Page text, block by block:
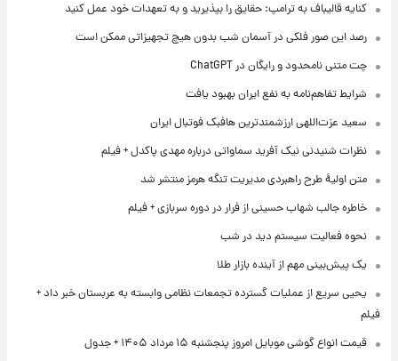
کنایه قالیباف به ترامپ: حقایق را بپذیرید و به تعهدات خود عمل کنید
رصد این صور فلکی در آسمان شب بدون هیچ تجهیزاتی ممکن است
چت متنی نامحدود و رایگان در ChatGPT
شرایط تفاهم‌نامه به نفع ایران بهبود یافت
سعید عزت‌اللهی ارزشمندترین هافبک فوتبال ایران
نظرات شنیدنی نیک آفرید سماواتی درباره مهدی پاکدل + فیلم
متن اولیۀ طرح راهبردی مدیریت تنگه هرمز منتشر شد
خاطره جالب شهاب حسینی از فرار در دوره سربازی + فیلم
نحوه فعالیت سیستم دید در شب
یک پیش‌بینی مهم از آینده بازار طلا
یحیی سریع از عملیات گسترده تجمعات نظامی وابسته به عربستان خبر داد +
فیلم
قیمت انواع گوشی موبایل امروز پنجشنبه ۱۵ مرداد ۱۴۰۵ + جدول